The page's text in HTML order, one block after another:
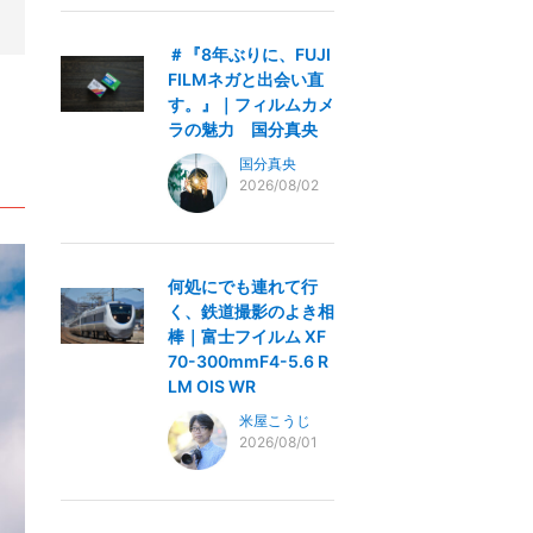
＃『8年ぶりに、FUJI
FILMネガと出会い直
す。』｜フィルムカメ
ラの魅力 国分真央
国分真央
2026/08/02
何処にでも連れて行
く、鉄道撮影のよき相
棒｜富士フイルム XF
70-300mmF4-5.6 R
LM OIS WR
米屋こうじ
2026/08/01